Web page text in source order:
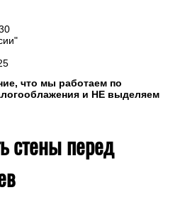
что мы работаем по
и НЕ выделяем
стены перед